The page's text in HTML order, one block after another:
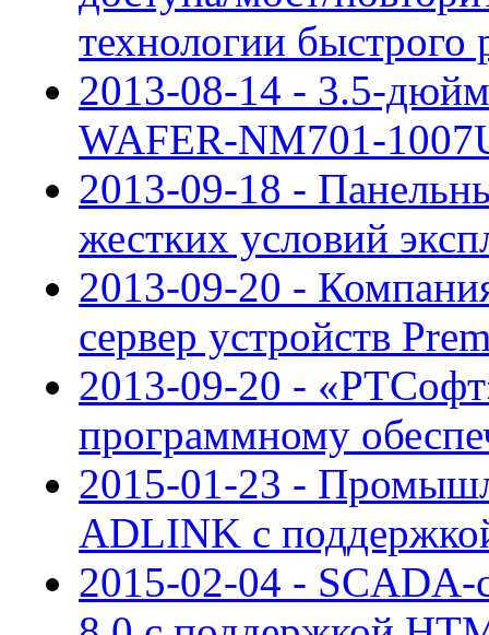
технологии быстрого
2013-08-14 - 3.5-
WAFER-NM701-
2013-09-18 -
жестких условий
2013-09-20 -
сервер устройств
2013-09-20 -
программному
2015-01-23 -
ADLINK с
2015-02-04 - SCADA-